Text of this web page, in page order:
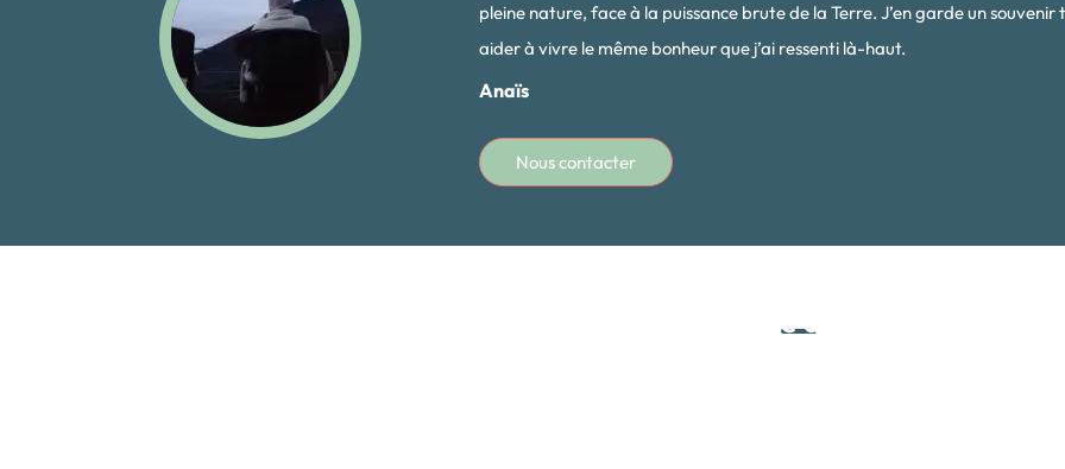
pleine nature, face à la puissance brute de la Terre. J’en garde un
aider à vivre le même bonheur que j’ai ressenti là-haut.
Anaïs
Nous contacter
Découverte des volcans